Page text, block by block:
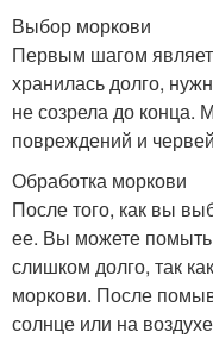
Выбор моркови
Первым шагом
хранилась долго,
не созрела до конца.
повреждений и
Обработка моркови
После того, как вы
ее. Вы можете
слишком долго, так
моркови. После
солнце или на